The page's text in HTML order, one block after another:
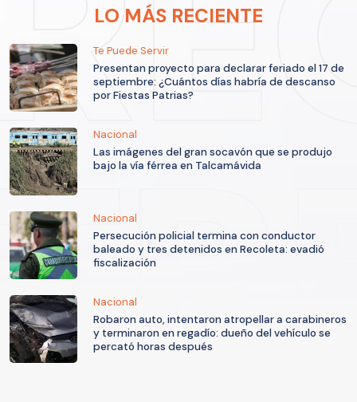
LO MÁS RECIENTE
Te Puede Servir
Presentan proyecto para declarar feriado el 17 de
septiembre: ¿Cuántos días habría de descanso
por Fiestas Patrias?
Nacional
Las imágenes del gran socavón que se produjo
bajo la vía férrea en Talcamávida
Nacional
Persecución policial termina con conductor
baleado y tres detenidos en Recoleta: evadió
fiscalización
Nacional
Robaron auto, intentaron atropellar a carabineros
y terminaron en regadío: dueño del vehículo se
percató horas después